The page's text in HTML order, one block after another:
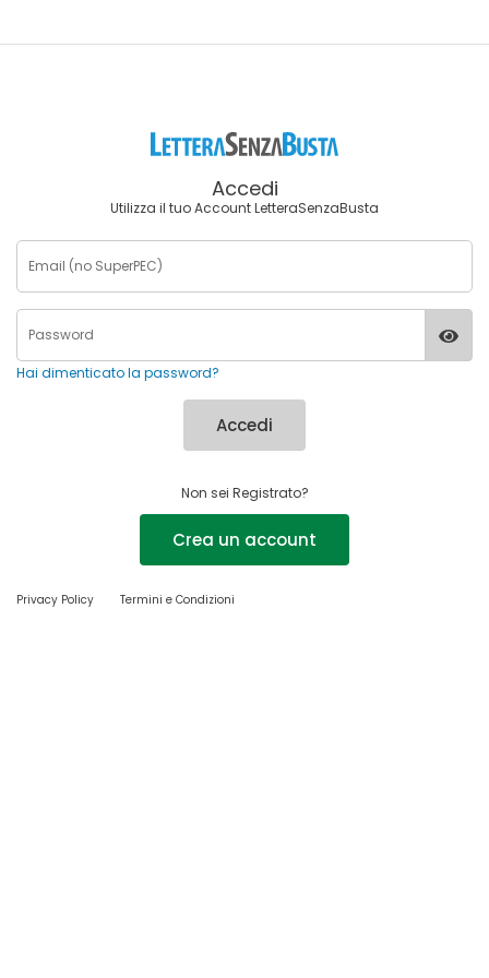
Accedi
Utilizza il tuo Account LetteraSenzaBusta
Hai dimenticato la password?
Accedi
Non sei Registrato?
Crea un account
Privacy Policy Termini e Condizioni